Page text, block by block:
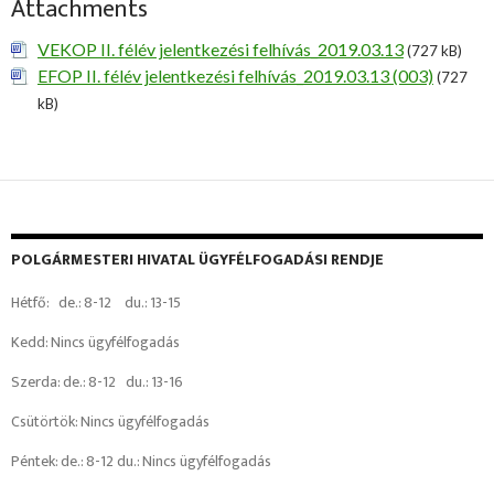
Attachments
VEKOP II. félév jelentkezési felhívás_2019.03.13(727 kB)
EFOP II. félév jelentkezési felhívás_2019.03.13 (003)(727
kB)
POLGÁRMESTERI HIVATAL ÜGYFÉLFOGADÁSI RENDJE
Hétfő: de.: 8-12 du.: 13-15
Kedd: Nincs ügyfélfogadás
Szerda: de.: 8-12 du.: 13-16
Csütörtök: Nincs ügyfélfogadás
Péntek: de.: 8-12 du.: Nincs ügyfélfogadás